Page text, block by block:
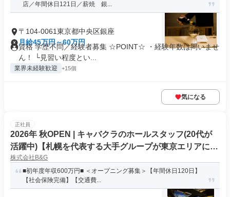
店／年間休日121日／薪焼 銀...
〒104-0061東京都中央区銀座
月給45万円～60万円
資格 学歴不問／経験者募集 ☆POINT☆ ・経験年数は問いませ
ん！ └見習い程度とい...
業界未経験歓迎 +15個
気になる
正社員
2026年 秋OPEN | キャバクラのホールスタッフ(20代が
活躍中)【札幌を代表する大手グループが東京エリアに初
上陸】
株式会社B&G
■初年度年収600万円■ ＜オープニング募集＞【年間休日120日】
【社会保険完備】【交通費...